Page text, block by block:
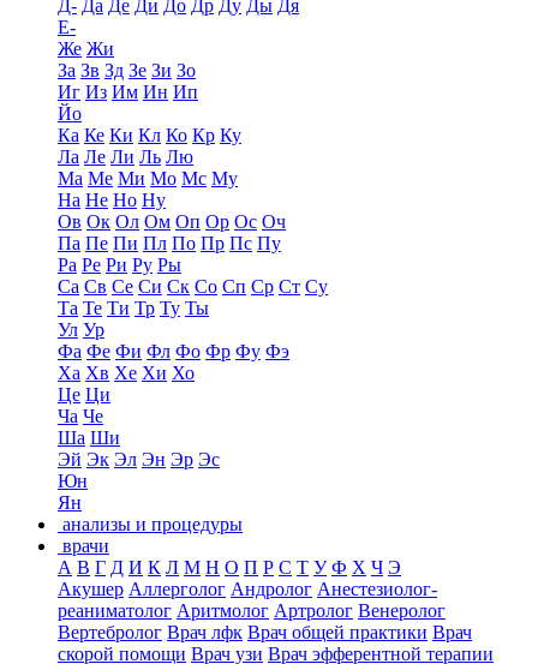
Д- Да Де Ди До Др Ду Ды Дя
Е-
Же Жи
За Зв Зд Зе Зи Зо
Иг Из Им Ин Ип
Йо
Ка Ке Ки Кл Ко Кр Ку
Ла Ле Ли Ль Лю
Ма Ме Ми Мо Мс Му
На Не Но Ну
Ов Ок Ол Ом Оп Ор Ос Оч
Па Пе Пи Пл По Пр Пс Пу
Ра Ре Ри Ру Ры
Са Св Се Си Ск Со Сп Ср Ст Су
Та Те Ти Тр Ту Ты
Ул Ур
Фа Фе Фи Фл Фо Фр Фу Фэ
Ха Хв Хе Хи Хо
Це Ци
Ча Че
Ша Ши
Эй Эк Эл Эн Эр Эс
Юн
Ян
анализы и процедуры
врачи
А В Г Д И К Л М Н О П Р С Т У Ф Х Ч Э
Акушер Аллерголог Андролог Анестезиолог-
реаниматолог Аритмолог Артролог Венеролог
Вертебролог Врач лфк Врач общей практики Врач
скорой помощи Врач узи Врач эфферентной терапии